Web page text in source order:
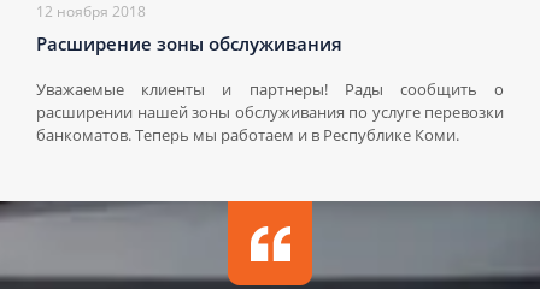
12 ноября 2018
Расширение зоны обслуживания
Уважаемые клиенты и партнеры! Рады сообщить о
расширении нашей зоны обслуживания по услуге перевозки
банкоматов. Теперь мы работаем и в Республике Коми.